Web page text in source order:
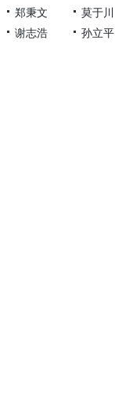
郑秉文
莫于川
谢志浩
孙立平